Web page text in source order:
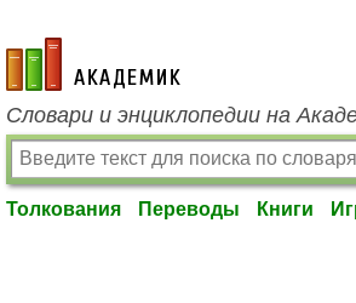
academic.ru
Словари и энциклопедии на
Толкования Переводы Книги